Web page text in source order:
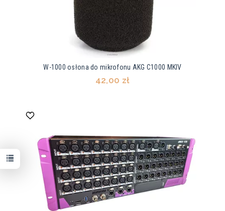
W-1000 osłona do mikrofonu AKG C1000 MKIV
42,00 zł